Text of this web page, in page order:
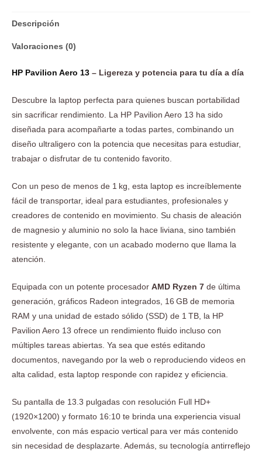
Descripción
Valoraciones (0)
HP Pavilion Aero 13 – Ligereza y potencia para tu día a día
Descubre la laptop perfecta para quienes buscan portabilidad
sin sacrificar rendimiento. La HP Pavilion Aero 13 ha sido
diseñada para acompañarte a todas partes, combinando un
diseño ultraligero con la potencia que necesitas para estudiar,
trabajar o disfrutar de tu contenido favorito.
Con un peso de menos de 1 kg, esta laptop es increíblemente
fácil de transportar, ideal para estudiantes, profesionales y
creadores de contenido en movimiento. Su chasis de aleación
de magnesio y aluminio no solo la hace liviana, sino también
resistente y elegante, con un acabado moderno que llama la
atención.
Equipada con un potente procesador AMD Ryzen 7 de última
generación, gráficos Radeon integrados, 16 GB de memoria
RAM y una unidad de estado sólido (SSD) de 1 TB, la HP
Pavilion Aero 13 ofrece un rendimiento fluido incluso con
múltiples tareas abiertas. Ya sea que estés editando
documentos, navegando por la web o reproduciendo videos en
alta calidad, esta laptop responde con rapidez y eficiencia.
Su pantalla de 13.3 pulgadas con resolución Full HD+
(1920×1200) y formato 16:10 te brinda una experiencia visual
envolvente, con más espacio vertical para ver más contenido
sin necesidad de desplazarte. Además, su tecnología antirreflejo